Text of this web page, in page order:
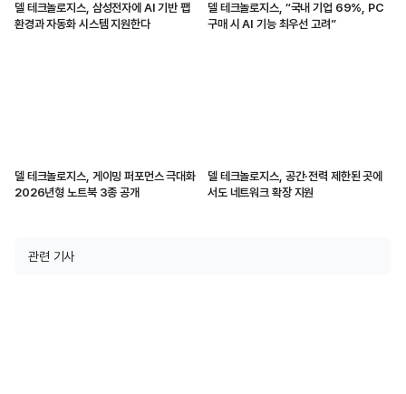
델 테크놀로지스, 삼성전자에 AI 기반 팹
환경과 자동화 시스템 지원한다
델 테크놀로지스, “국내 기업 69%, PC
구매 시 AI 기능 최우선 고려”
델 테크놀로지스, 게이밍 퍼포먼스 극대화
2026년형 노트북 3종 공개
델 테크놀로지스, 공간·전력 제한된 곳에
서도 네트워크 확장 지원
관련 기사